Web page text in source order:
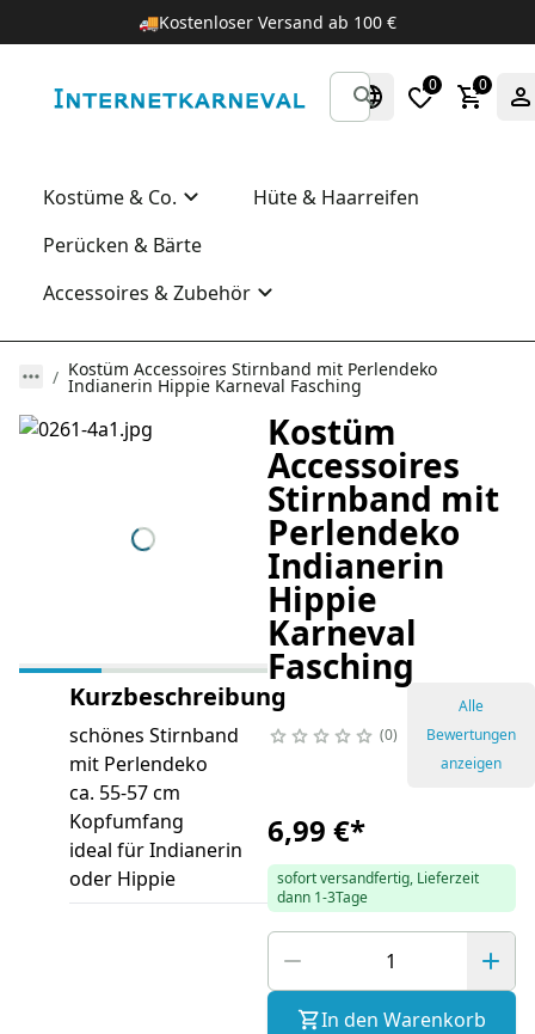
🚚Kostenloser Versand ab 100 €
0 0
Kostüme & Co.
Hüte & Haarreifen
Perücken & Bärte
Accessoires & Zubehör
Kostüm Accessoires Stirnband mit Perlendeko
Indianerin Hippie Karneval Fasching
Kurzbeschreibung
schönes Stirnband
mit Perlendeko
ca. 55-57 cm
Kopfumfang
ideal für Indianerin
oder Hippie
Kostüm
Accessoires
Stirnband mit
Perlendeko
Indianerin
Hippie
Karneval
Fasching
0
Alle
Bewertungen
anzeigen
6,99 €*
sofort versandfertig, Lieferzeit
dann 1-3Tage
In den Warenkorb